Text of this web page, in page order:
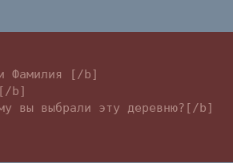
Фамилия [/b]
b]
вы выбрали эту деревню?[/b]